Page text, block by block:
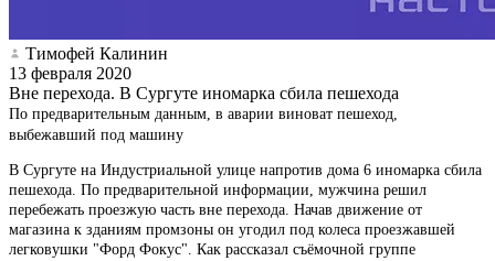
Тимофей Калинин
13 февраля 2020
Вне перехода. В Сургуте иномарка сбила пешехода
По предварительным данным, в аварии виноват пешеход,
выбежавший под машину
В Сургуте на Индустриальной улице напротив дома 6 иномарка сбила
пешехода. По предварительной информации, мужчина решил
перебежать проезжую часть вне перехода. Начав движение от
магазина к зданиям промзоны он угодил под колеса проезжавшей
легковушки "Форд Фокус". Как рассказал съёмочной группе